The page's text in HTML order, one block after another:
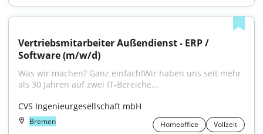
Vertriebsmitarbeiter Außendienst - ERP /
Software (m/w/d)
Was wir machen? Ganz einfach!Wir haben uns seit mehr
als 30 Jahren auf zwei IT-Bereiche...
CVS Ingenieurgesellschaft mbH
Bremen Homeoffice Vollzeit